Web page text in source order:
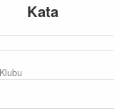
Kata